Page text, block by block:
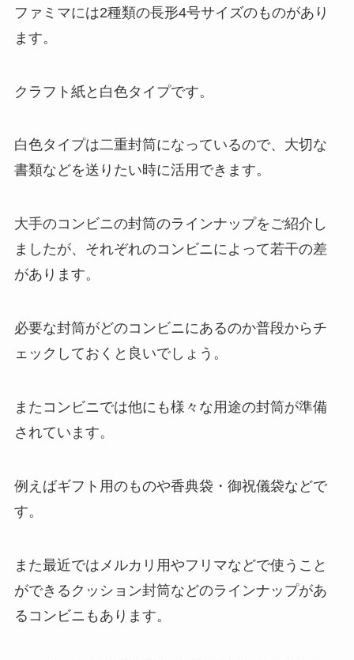
ファミマには2種類の長形4号サイズのものがあり
ます。
クラフト紙と白色タイプです。
白色タイプは二重封筒になっているので、大切な
書類などを送りたい時に活用できます。
大手のコンビニの封筒のラインナップをご紹介し
ましたが、それぞれのコンビニによって若干の差
があります。
必要な封筒がどのコンビニにあるのか普段からチ
ェックしておくと良いでしょう。
またコンビニでは他にも様々な用途の封筒が準備
されています。
例えばギフト用のものや香典袋・御祝儀袋などで
す。
また最近ではメルカリ用やフリマなどで使うこと
ができるクッション封筒などのラインナップがあ
るコンビニもあります。